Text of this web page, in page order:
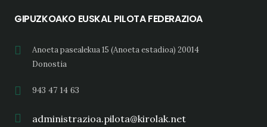
GIPUZKOAKO EUSKAL PILOTA FEDERAZIOA
Anoeta pasealekua 15 (Anoeta estadioa) 20014
Donostia
943 47 14 63
administrazioa.pilota@kirolak.net